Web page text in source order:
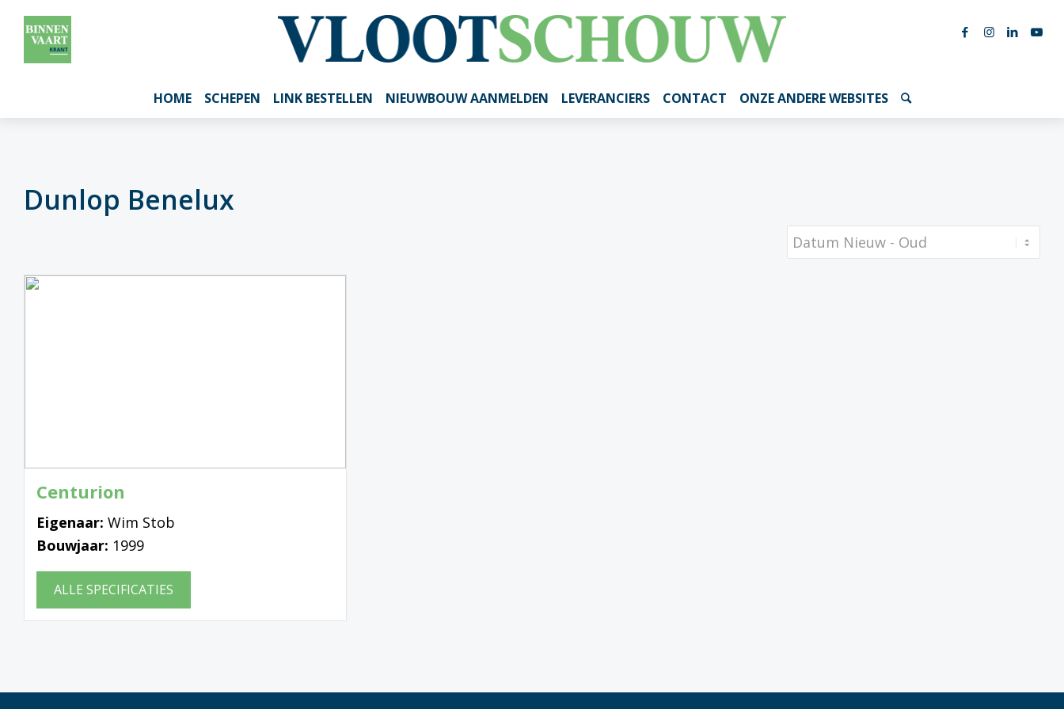
HOME SCHEPEN LINK BESTELLEN NIEUWBOUW AANMELDEN LEVERANCIERS CONTACT ONZE ANDERE WEBSITES
Dunlop Benelux
Centurion
Eigenaar: Wim Stob
Bouwjaar: 1999
ALLE SPECIFICATIES